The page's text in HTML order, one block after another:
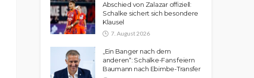
Abschied von Zalazar offiziell:
Schalke sichert sich besondere
Klausel
7. August 2026
„Ein Banger nach dem
anderen“: Schalke-Fans feiern
Baumann nach Ebimbe-Transfer